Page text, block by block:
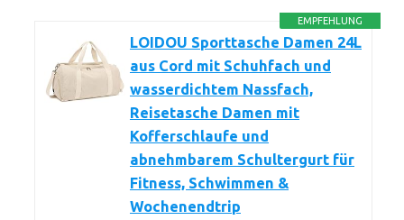
EMPFEHLUNG
LOIDOU Sporttasche Damen 24L
aus Cord mit Schuhfach und
wasserdichtem Nassfach,
Reisetasche Damen mit
Kofferschlaufe und
abnehmbarem Schultergurt für
Fitness, Schwimmen &
Wochenendtrip